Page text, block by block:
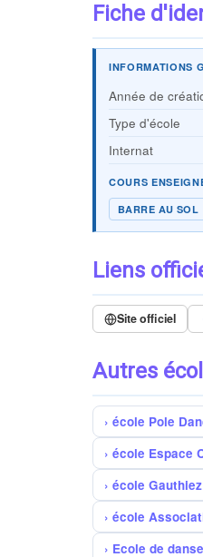
Fiche
INFORMATIONS
Année de
Type d'école
Internat
COURS
BARRE AU SOL
Liens
Site officiel
Autres
école Pole
école Espace
école
école
Ecole de